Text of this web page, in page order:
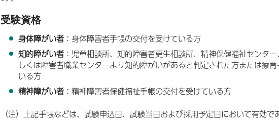
受験資格
身体障がい者：身体障害者手帳の交付を受けている方
知的障がい者：児童相談所、知的障害者更生相談所、精神保健福祉センタ
しくは障害者職業センターより知的障がいがあると判定された方または療
いる方
精神障がい者：精神障害者保健福祉手帳の交付を受けている方
（注）上記手帳などは、試験申込日、試験当日および採用予定日において有効で